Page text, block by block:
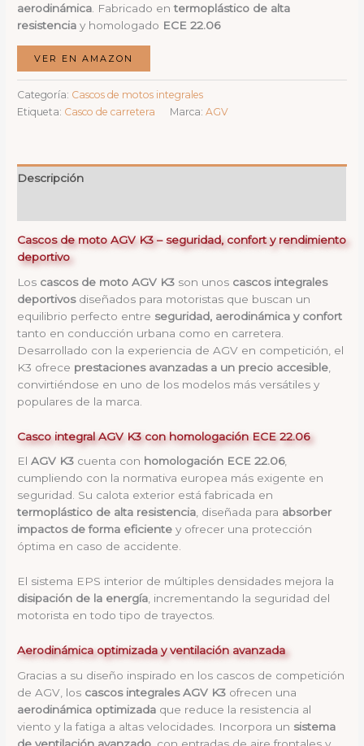
aerodinámica . Fabricado entermoplástico de alta
resistencia y homologado ECE 22.06
VER EN AMAZON
Categoría: Cascos de motos integrales
Etiqueta: Casco de carretera Marca:AGV
Descripción
Cascos de moto AGV K3 – seguridad, confort y rendimiento
deportivo
Los cascos de moto AGV K3 son unos cascos integrales
deportivosdiseñados para motoristas que buscan un
equilibrio perfecto entre seguridad, aerodinámica y confort
tanto en conducción urbana como en carretera.
Desarrollado con la experiencia de AGV en competición, el
K3 ofrece prestaciones avanzadas a un precio accesible
convirtiéndose en uno de los modelos más versátiles y
populares de la marca.
Casco integral AGV K3 con homologación ECE 22.06
ElAGV K3 cuenta con homologación ECE 22.06,
cumpliendo con la normativa europea más exigente en
seguridad. Su calota exterior está fabricada en
termoplástico de alta resistencia, diseñada para absorber
impactos de forma eficiente y ofrecer una protección
óptima en caso de accidente.
El sistema EPS interior de múltiples densidades mejora la
disipación de la energía , incrementando la seguridad del
motorista en todo tipo de trayectos.
Aerodinámica optimizada y ventilación avanzada
Gracias a su diseño inspirado en los cascos de competición
de AGV, los cascos integrales AGV K3 ofrecen una
aerodinámica optimizada que reduce la resistencia al
viento y la fatiga a altas velocidades. Incorpora un sistema
de ventilación avanzado , con entradas de aire frontales y